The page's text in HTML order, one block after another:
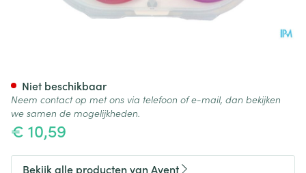
€ 10,59
Niet beschikbaar
Neem contact op met ons via telefoon of e-mail, dan bekijken
we samen de mogelijkheden.
Bekijk alle producten van Avent